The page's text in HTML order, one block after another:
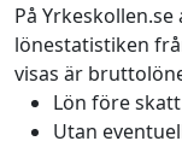
På
lönestatistiken
visas är
Lön före skatt
Utan